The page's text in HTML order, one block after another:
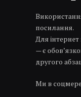
посилання.
Для
— є
другого
Ми в